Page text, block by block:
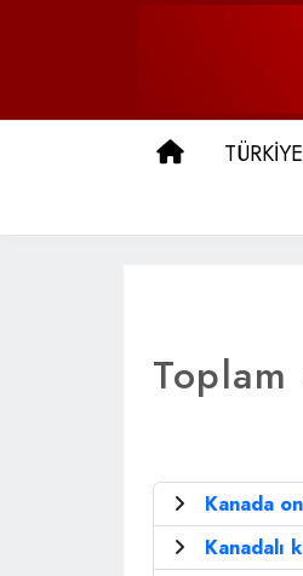
ANA SAYFA
TÜRKİYE
Kanada
Kanadalı